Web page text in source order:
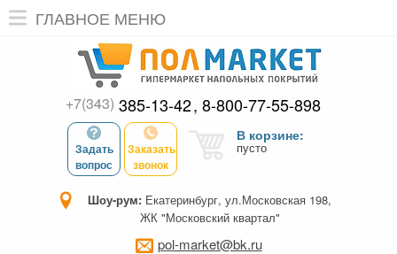
ГЛАВНОЕ МЕНЮ
+7(343) 385-13-42 8-800-77-55-898
Задать
вопрос
Заказать
звонок
В корзине:
пусто
Шоу-рум: Екатеринбург, ул.Московская 198,
ЖК "Московский квартал"
pol-market@bk.ru